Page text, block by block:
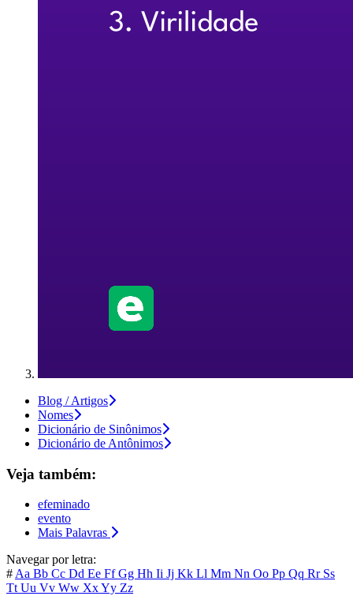
Blog / Artigos
Nomes
Dicionário de Sinônimos
Dicionário de Antônimos
Veja também:
efeminado
evento
Mais Palavras
Navegar por letra:
#Aa Bb Cc Dd Ee FfGg Hh Ii Jj Kk Ll Mm Nn Oo Pp Qq Rr Ss
TtUu Vv Ww XxYy Zz